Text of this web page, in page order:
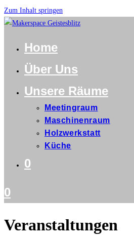
Zum Inhalt springen
Home
Über Uns
Unsere Räume
Meetingraum
Maschinenraum
Holzwerkstatt
Küche
0
0
Veranstaltungen